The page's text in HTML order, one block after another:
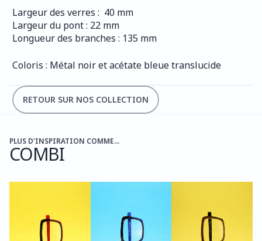
Largeur des verres :  40 mm
Largeur du pont : 22 mm
Longueur des branches : 135 mm
Coloris : Métal noir et acétate bleue translucide
RETOUR SUR NOS COLLECTION
PLUS D'INSPIRATION COMME...
COMBI